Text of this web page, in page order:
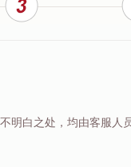
明白之处，均由客服人